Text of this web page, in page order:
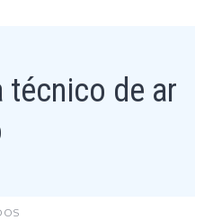
técnico de ar